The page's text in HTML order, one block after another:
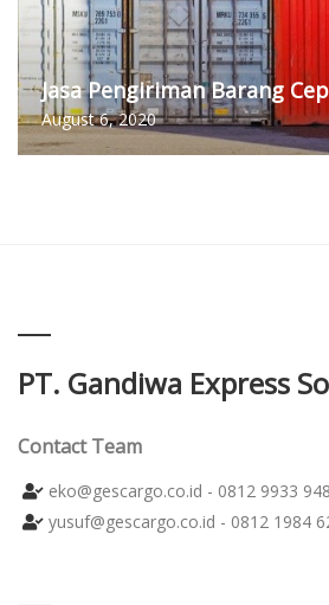
Jasa Pengiriman Barang
August 6, 2020
PT. Gandiwa Express
Contact Team
eko@gescargo.co.id - 0812 9933
yusuf@gescargo.co.id - 0812 1984